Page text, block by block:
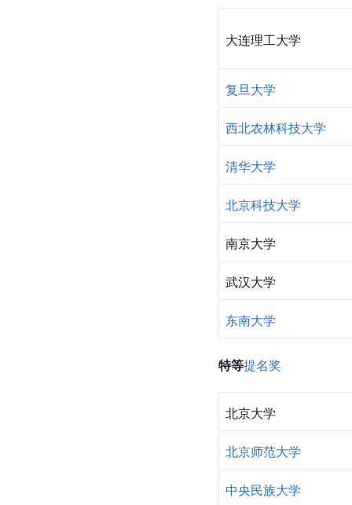
大连理工大学
复旦大学
西北农林科技大学
清华大学
北京科技大学
南京大学
武汉大学
东南大学
特等提名奖
北京大学
北京师范大学
中央民族大学